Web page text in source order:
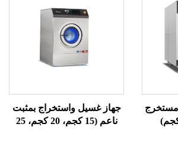
جهاز غسيل واستخراج بمثبت
ناعم (15 كجم، 20 كجم، 25